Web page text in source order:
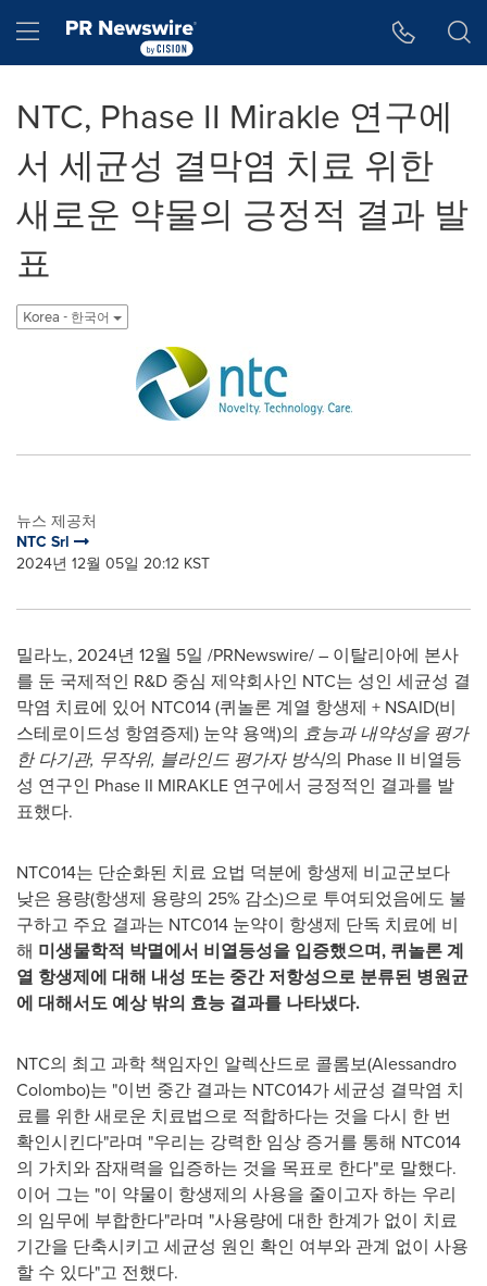
Hamburger menu
NTC, Phase II Mirakle 연구에
서 세균성 결막염 치료 위한
새로운 약물의 긍정적 결과 발
표
Korea - 한국어
뉴스 제공처
NTC Srl
2024년 12월 05일 20:12 KST
밀라노, 2024년 12월 5일 /PRNewswire/ – 이탈리아에 본사
를 둔 국제적인 R&D 중심 제약회사인 NTC는 성인 세균성 결
막염 치료에 있어 NTC014 (퀴놀론 계열 항생제 + NSAID(비
스테로이드성 항염증제) 눈약 용액)의 효능과 내약성을 평가
한 다기관, 무작위, 블라인드 평가자 방식의 Phase II 비열등
성 연구인 Phase II MIRAKLE 연구에서 긍정적인 결과를 발
표했다.
NTC014는 단순화된 치료 요법 덕분에 항생제 비교군보다
낮은 용량(항생제 용량의 25% 감소)으로 투여되었음에도 불
구하고 주요 결과는 NTC014 눈약이 항생제 단독 치료에 비
해 미생물학적 박멸에서 비열등성을 입증했으며, 퀴놀론 계
열 항생제에 대해 내성 또는 중간 저항성으로 분류된 병원균
에 대해서도 예상 밖의 효능 결과를 나타냈다.
NTC의 최고 과학 책임자인 알렉산드로 콜롬보(Alessandro
Colombo)는 "이번 중간 결과는 NTC014가 세균성 결막염 치
료를 위한 새로운 치료법으로 적합하다는 것을 다시 한 번
확인시킨다"라며 "우리는 강력한 임상 증거를 통해 NTC014
의 가치와 잠재력을 입증하는 것을 목표로 한다"로 말했다.
이어 그는 "이 약물이 항생제의 사용을 줄이고자 하는 우리
의 임무에 부합한다"라며 "사용량에 대한 한계가 없이 치료
기간을 단축시키고 세균성 원인 확인 여부와 관계 없이 사용
할 수 있다"고 전했다.